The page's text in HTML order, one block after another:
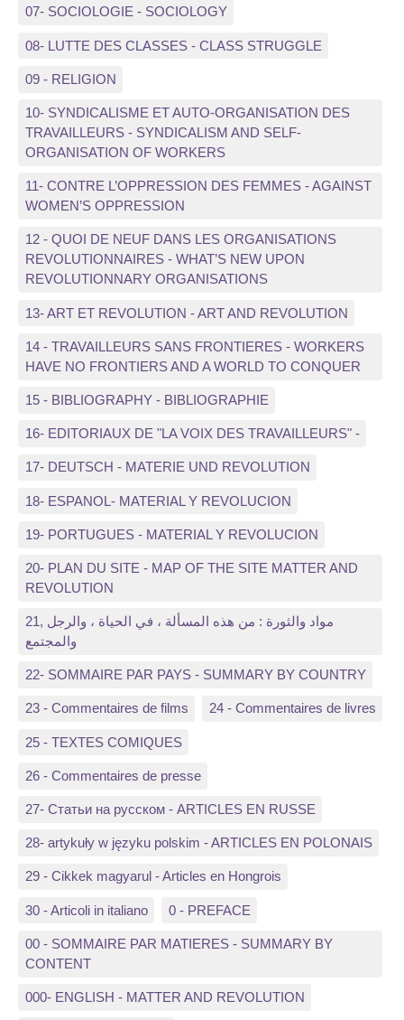
07- SOCIOLOGIE - SOCIOLOGY
08- LUTTE DES CLASSES - CLASS STRUGGLE
09 - RELIGION
10- SYNDICALISME ET AUTO-ORGANISATION DES
TRAVAILLEURS - SYNDICALISM AND SELF-
ORGANISATION OF WORKERS
11- CONTRE L’OPPRESSION DES FEMMES - AGAINST
WOMEN’S OPPRESSION
12 - QUOI DE NEUF DANS LES ORGANISATIONS
REVOLUTIONNAIRES - WHAT’S NEW UPON
REVOLUTIONNARY ORGANISATIONS
13- ART ET REVOLUTION - ART AND REVOLUTION
14 - TRAVAILLEURS SANS FRONTIERES - WORKERS
HAVE NO FRONTIERS AND A WORLD TO CONQUER
15 - BIBLIOGRAPHY - BIBLIOGRAPHIE
16- EDITORIAUX DE "LA VOIX DES TRAVAILLEURS" -
17- DEUTSCH - MATERIE UND REVOLUTION
18- ESPANOL- MATERIAL Y REVOLUCION
19- PORTUGUES - MATERIAL Y REVOLUCION
20- PLAN DU SITE - MAP OF THE SITE MATTER AND
REVOLUTION
21, مواد والثورة : من هذه المسألة ، في الحياة ، والرجل
والمجتمع
22- SOMMAIRE PAR PAYS - SUMMARY BY COUNTRY
23 - Commentaires de films 24 - Commentaires de livres
25 - TEXTES COMIQUES
26 - Commentaires de presse
27- Статьи на русском - ARTICLES EN RUSSE
28- artykuły w języku polskim - ARTICLES EN POLONAIS
29 - Cikkek magyarul - Articles en Hongrois
30 - Articoli in italiano 0 - PREFACE
00 - SOMMAIRE PAR MATIERES - SUMMARY BY
CONTENT
000- ENGLISH - MATTER AND REVOLUTION